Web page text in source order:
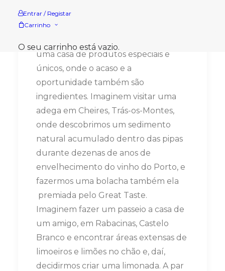
Entrar / Registar
Carrinho
O seu carrinho está vazio.
“Since 2005”
uma casa de produtos especiais e
únicos, onde o acaso e a
oportunidade também são
ingredientes. Imaginem visitar uma
adega em Cheires, Trás-os-Montes,
onde descobrimos um sedimento
natural acumulado dentro das pipas
durante dezenas de anos de
envelhecimento do vinho do Porto, e
fazermos uma bolacha também ela
premiada pelo Great Taste.
Imaginem fazer um passeio a casa de
um amigo, em Rabacinas, Castelo
Branco e encontrar áreas extensas de
limoeiros e limões no chão e, daí,
decidirmos criar uma limonada. A par